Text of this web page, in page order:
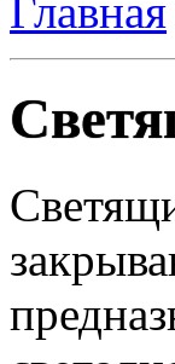
Главная